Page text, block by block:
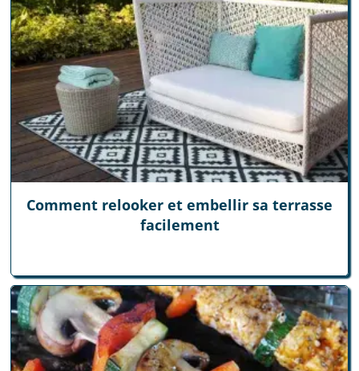
Comment relooker et embellir sa terrasse
facilement